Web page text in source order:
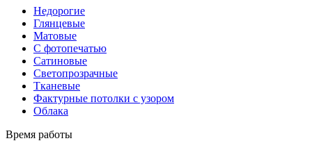
Недорогие
Глянцевые
Матовые
С фотопечатью
Сатиновые
Светопрозрачные
Тканевые
Фактурные потолки с узором
Облака
Время работы